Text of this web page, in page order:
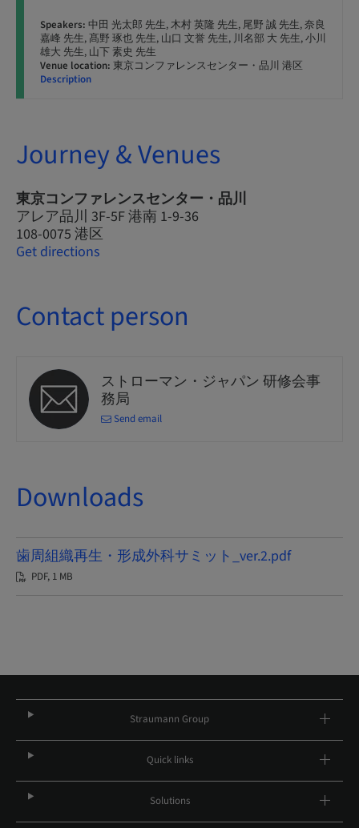
Speakers: 中田 光太郎 先生, 木村 英隆 先生, 尾野 誠 先生, 奈良
嘉峰 先生, 髙野 琢也 先生, 山口 文誉 先生, 川名部 大 先生, 小川
雄大 先生, 山下 素史 先生
Venue location: 東京コンファレンスセンター・品川 港区
Description
Journey & Venues
東京コンファレンスセンター・品川
アレア品川 3F-5F 港南 1-9-36
108-0075 港区
Get directions
Contact person
ストローマン・ジャパン 研修会事
務局
Send email
Downloads
歯周組織再生・形成外科サミット_ver.2.pdf
PDF, 1 MB
Straumann Group
Quick links
Solutions